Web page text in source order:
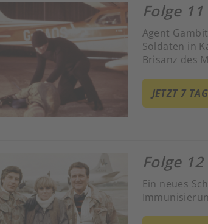
Folge
Agent
Soldaten in
Brisanz des
JETZT 7
Folge
Ein neues